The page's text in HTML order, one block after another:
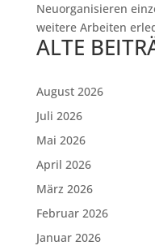
Neuorganisieren
weitere Arbeiten
ALTE
August 2026
Juli 2026
Mai 2026
April 2026
März 2026
Februar 2026
Januar 2026